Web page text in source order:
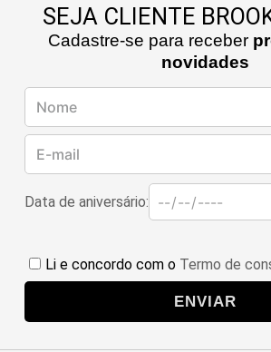
SEJA CLIENTE
Cadastre-se para receber
novidades
Data de aniversário:
Li e concordo com o Termo de
ENVIAR